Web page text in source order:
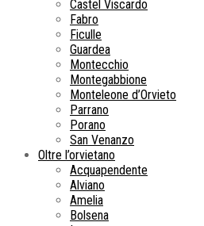
Castel Viscardo
Fabro
Ficulle
Guardea
Montecchio
Montegabbione
Monteleone d’Orvieto
Parrano
Porano
San Venanzo
Oltre l’orvietano
Acquapendente
Alviano
Amelia
Bolsena